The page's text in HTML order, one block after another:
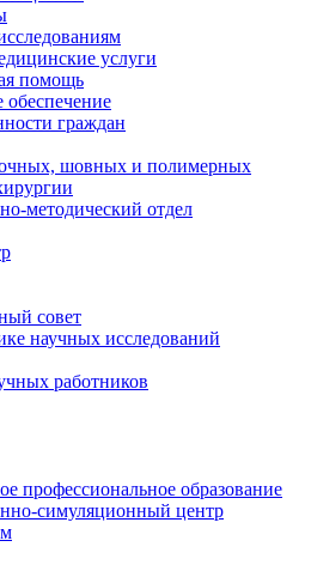
услуги
помощь
обеспечение
граждан
шовных и полимерных
методический отдел
совет
научных исследований
работников
профессиональное образование
симуляционный центр